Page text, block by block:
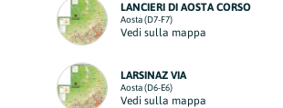
LANCIERI DI AOSTA CORSO
Aosta (D7-F7)
Vedi sulla mappa
LARSINAZ VIA
Aosta (D6-E6)
Vedi sulla mappa